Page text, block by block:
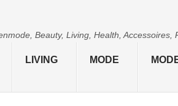
Beauty, Living, Health, Accessoires,
LIVING MODE